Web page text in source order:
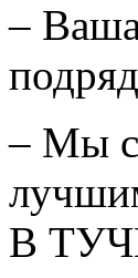
–
– Мы
В